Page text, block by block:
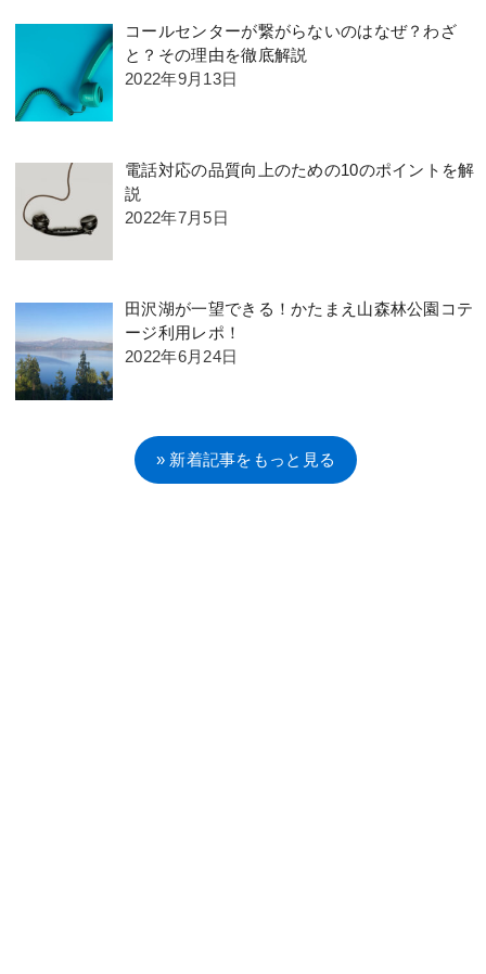
コールセンターが繋がらないのはなぜ？わざ
と？その理由を徹底解説
2022年9月13日
電話対応の品質向上のための10のポイントを解
説
2022年7月5日
田沢湖が一望できる！かたまえ山森林公園コテ
ージ利用レポ！
2022年6月24日
» 新着記事をもっと見る